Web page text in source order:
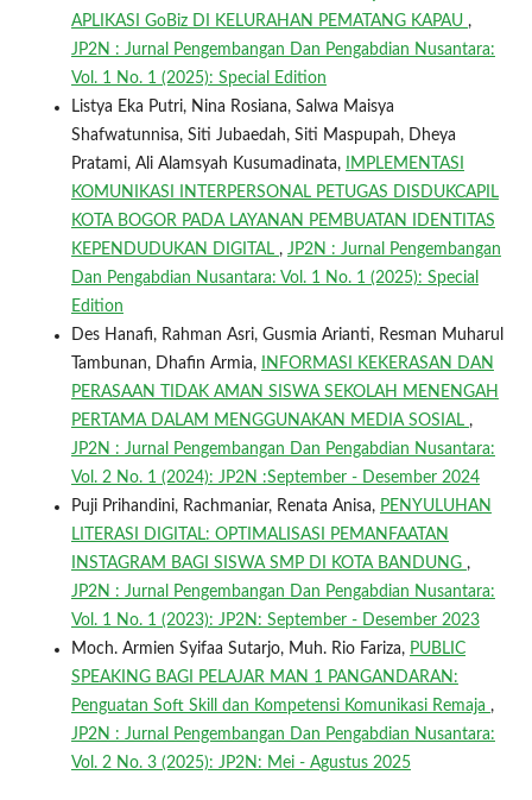
APLIKASI GoBiz DI KELURAHAN PEMATANG KAPAU ,
JP2N : Jurnal Pengembangan Dan Pengabdian Nusantara:
Vol. 1 No. 1 (2025): Special Edition
Listya Eka Putri, Nina Rosiana, Salwa Maisya
Shafwatunnisa, Siti Jubaedah, Siti Maspupah, Dheya
Pratami, Ali Alamsyah Kusumadinata,
IMPLEMENTASI
KOMUNIKASI INTERPERSONAL PETUGAS DISDUKCAPIL
KOTA BOGOR PADA LAYANAN PEMBUATAN IDENTITAS
KEPENDUDUKAN DIGITAL , JP2N : Jurnal Pengembangan
Dan Pengabdian Nusantara: Vol. 1 No. 1 (2025): Special
Edition
Des Hanafi, Rahman Asri, Gusmia Arianti, Resman Muharul
Tambunan, Dhafin Armia,
INFORMASI KEKERASAN DAN
PERASAAN TIDAK AMAN SISWA SEKOLAH MENENGAH
PERTAMA DALAM MENGGUNAKAN MEDIA SOSIAL ,
JP2N : Jurnal Pengembangan Dan Pengabdian Nusantara:
Vol. 2 No. 1 (2024): JP2N :September - Desember 2024
Puji Prihandini, Rachmaniar, Renata Anisa, PENYULUHAN
LITERASI DIGITAL: OPTIMALISASI PEMANFAATAN
INSTAGRAM BAGI SISWA SMP DI KOTA BANDUNG ,
JP2N : Jurnal Pengembangan Dan Pengabdian Nusantara:
Vol. 1 No. 1 (2023): JP2N: September - Desember 2023
Moch. Armien Syifaa Sutarjo, Muh. Rio Fariza, PUBLIC
SPEAKING BAGI PELAJAR MAN 1 PANGANDARAN:
Penguatan Soft Skill dan Kompetensi Komunikasi Remaja ,
JP2N : Jurnal Pengembangan Dan Pengabdian Nusantara:
Vol. 2 No. 3 (2025): JP2N: Mei - Agustus 2025